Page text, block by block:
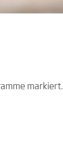
markiert.